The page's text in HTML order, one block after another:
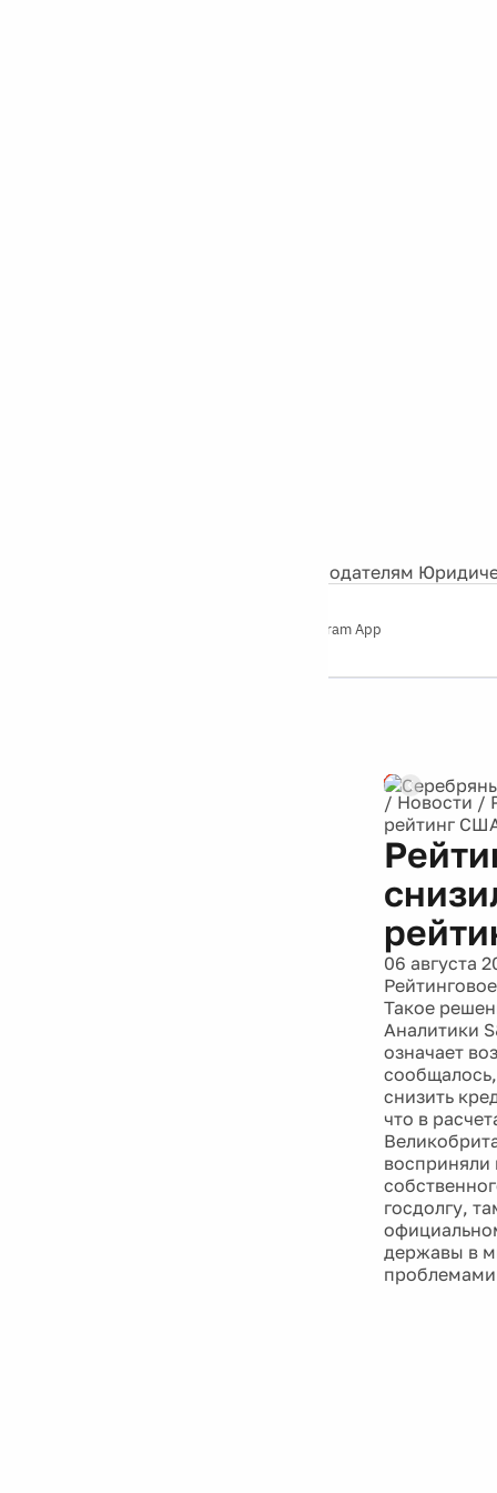
Рекламодателям
Telegram App
/ Новости /
рейтинг
06 августа
Такое
Аналитики
означает
снизить
что в
госдолгу,
державы в
проблемами